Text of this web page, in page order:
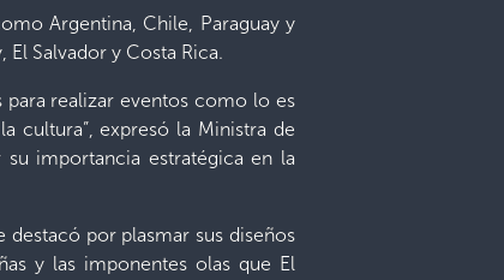
Argentina, Chile, Paraguay y
Salvador y Costa Rica.
para realizar eventos como lo es
cultura”, expresó la Ministra de
importancia estratégica en la
destacó por plasmar sus diseños
y las imponentes olas que El